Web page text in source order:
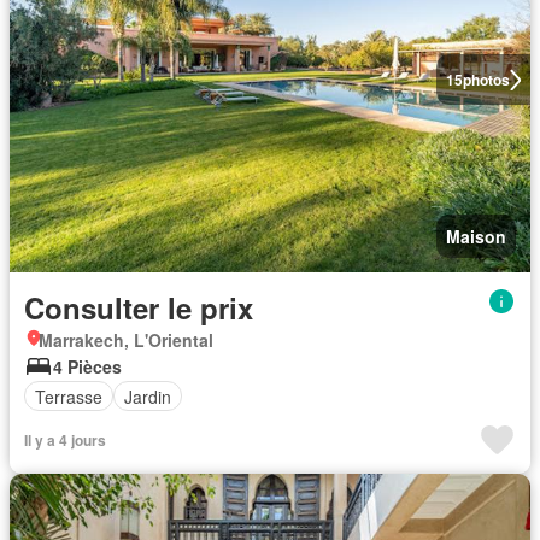
15photos
Maison
Consulter le prix
Marrakech, L'Oriental
4 Pièces
Terrasse
Jardin
Il y a 4 jours